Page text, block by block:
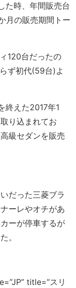
た時、年間販売台
月の販売期間トー
120台だったの
ず初代(59台)よ
終えた2017年1
り込まれてお
級セダンを販売
だった三菱ブラ
ーレやオチがあ
ーが停車するが
。
title=”スリ